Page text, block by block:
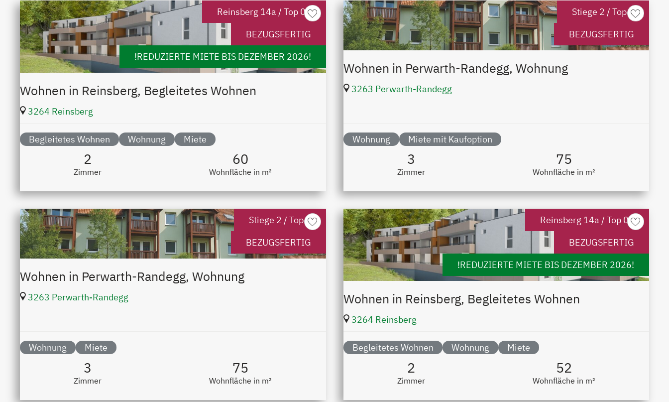
Reinsberg 14a / Top 01
BEZUGSFERTIG
!REDUZIERTE MIETE BIS DEZEMBER 2026!
Wohnen in Reinsberg, Begleitetes Wohnen
3264 Reinsberg
Begleitetes Wohnen Wohnung Miete
2
Zimmer
60
Wohnfläche in m²
merken
Stiege 2 / Top 7
BEZUGSFERTIG
Wohnen in Perwarth-Randegg, Wohnung
3263 Perwarth-Randegg
Wohnung Miete mit Kaufoption
3
Zimmer
75
Wohnfläche in m²
Stiege 2 / Top 3
BEZUGSFERTIG
Wohnen in Perwarth-Randegg, Wohnung
3263 Perwarth-Randegg
Wohnung Miete
3
Zimmer
75
Wohnfläche in m²
merken
Reinsberg 14a / Top 06
BEZUGSFERTIG
!REDUZIERTE MIETE BIS DEZEMBER 2026!
Wohnen in Reinsberg, Begleitetes Wohnen
3264 Reinsberg
Begleitetes Wohnen Wohnung Miete
2
Zimmer
52
Wohnfläche in m²